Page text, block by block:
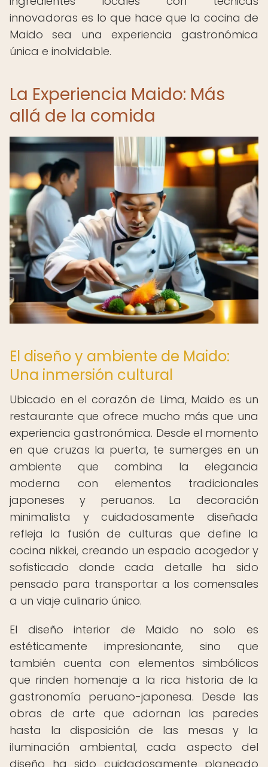
innovadoras es lo que hace que la cocina de
Maido sea una experiencia gastronómica
única e inolvidable.
La Experiencia Maido: Más
allá de la comida
El diseño y ambiente de Maido:
Una inmersión cultural
Ubicado en el corazón de Lima, Maido es un
restaurante que ofrece mucho más que una
experiencia gastronómica. Desde el momento
en que cruzas la puerta, te sumerges en un
ambiente que combina la elegancia
moderna con elementos tradicionales
japoneses y peruanos. La decoración
minimalista y cuidadosamente diseñada
refleja la fusión de culturas que define la
cocina nikkei, creando un espacio acogedor y
sofisticado donde cada detalle ha sido
pensado para transportar a los comensales
a un viaje culinario único.
El diseño interior de Maido no solo es
estéticamente impresionante, sino que
también cuenta con elementos simbólicos
que rinden homenaje a la rica historia de la
gastronomía peruano-japonesa. Desde las
obras de arte que adornan las paredes
hasta la disposición de las mesas y la
iluminación ambiental, cada aspecto del
diseño ha sido cuidadosamente planeado